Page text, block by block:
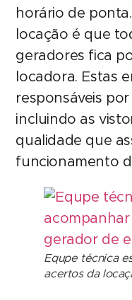
horário de
locação é que
geradores fica
locadora. Estas
responsáveis
incluindo as
qualidade que
funcionamento
Equpe técnica
acertos da